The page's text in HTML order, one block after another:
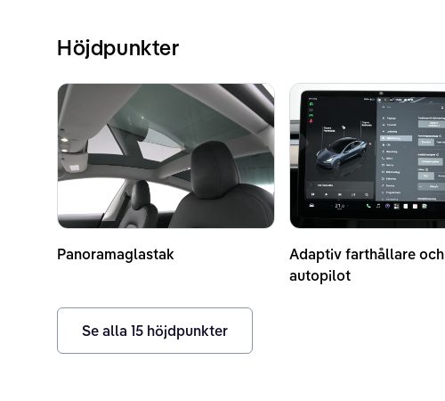
Höjdpunkter
Panoramaglastak
Adaptiv farthållare och
autopilot
Se alla 15 höjdpunkter